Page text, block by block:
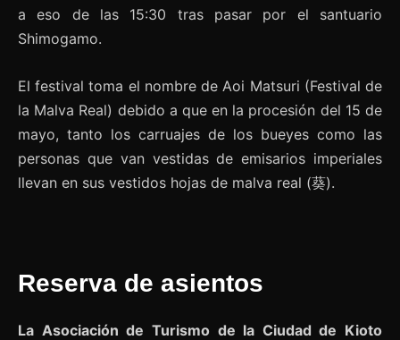
a eso de las 15:30 tras pasar por el santuario
Shimogamo.
El festival toma el nombre de Aoi Matsuri (Festival de
la Malva Real) debido a que en la procesión del 15 de
mayo, tanto los carruajes de los bueyes como las
personas que van vestidas de emisarios imperiales
llevan en sus vestidos hojas de malva real (葵).
Reserva de asientos
La Asociación de Turismo de la Ciudad de Kioto